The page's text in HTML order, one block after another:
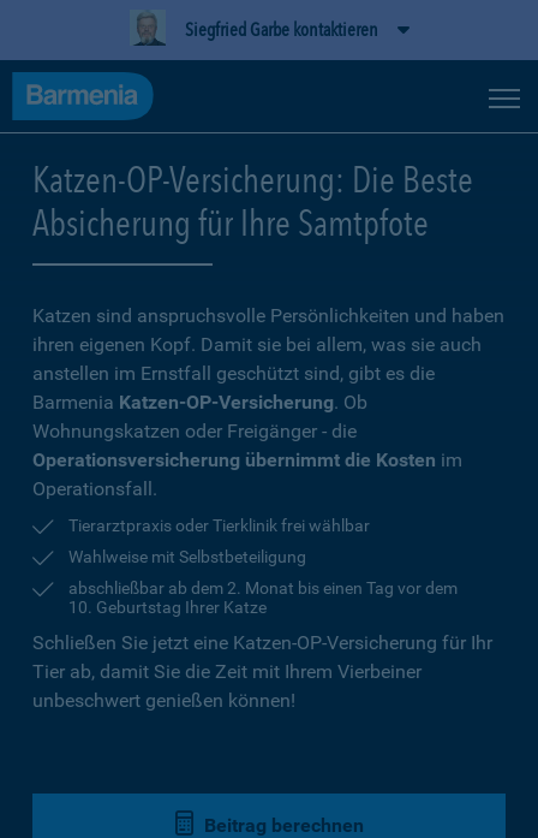
Siegfried Garbe kontaktieren
Katzen-OP-Versicherung: Die Beste
Absicherung für Ihre Samtpfote
Katzen sind anspruchsvolle Persönlichkeiten und haben
ihren eigenen Kopf. Damit sie bei allem, was sie auch
anstellen im Ernstfall geschützt sind, gibt es die
Barmenia Katzen-OP-Versicherung. Ob
Wohnungskatzen oder Freigänger - die
Operationsversicherung übernimmt die Kosten im
Operationsfall.
Tierarztpraxis oder Tierklinik frei wählbar
Wahlweise mit Selbstbeteiligung
abschließbar ab dem 2. Monat bis einen Tag vor dem
10. Geburtstag Ihrer Katze
Schließen Sie jetzt eine Katzen-OP-Versicherung für Ihr
Tier ab, damit Sie die Zeit mit Ihrem Vierbeiner
unbeschwert genießen können!
Beitrag berechnen